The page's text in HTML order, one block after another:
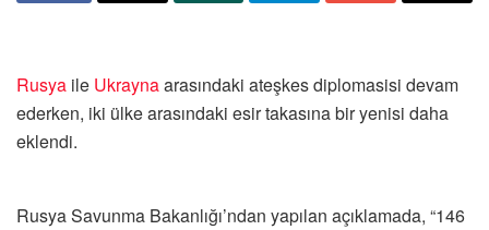
Rusya ile Ukraynaarasındaki ateşkes diplomasisi devam
ederken, iki ülke arasındaki esir takasına bir yenisi daha
eklendi.
Rusya Savunma Bakanlığı’ndan yapılan açıklamada, “146